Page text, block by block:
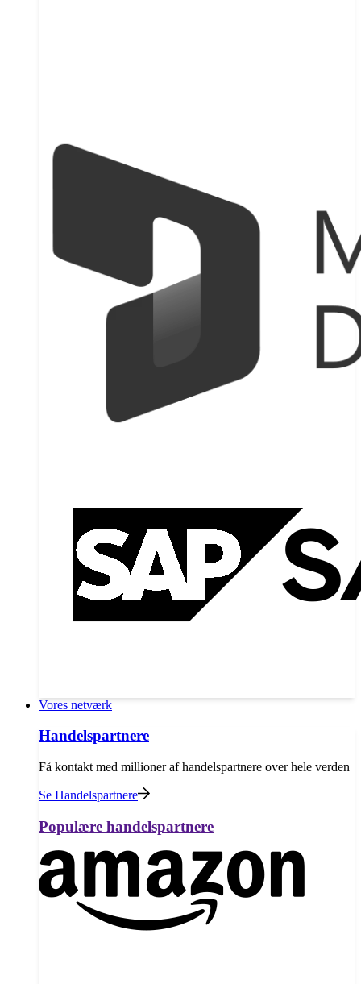
Vores netværk
Handelspartnere
Få kontakt med millioner af handelspartnere over hele verden
Se Handelspartnere
Populære handelspartnere